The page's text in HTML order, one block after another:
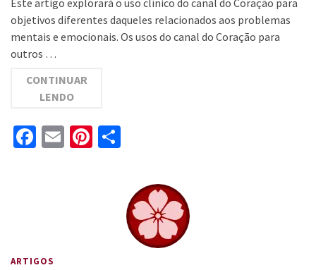
Este artigo explorará o uso clínico do canal do Coração para
objetivos diferentes daqueles relacionados aos problemas
mentais e emocionais. Os usos do canal do Coração para
outros …
CONTINUAR
LENDO
Facebook
EmailPinterest
ARTIGOS